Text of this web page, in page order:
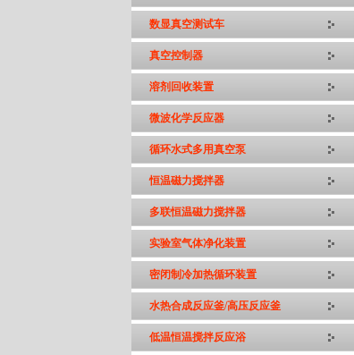
数显真空测试车
真空控制器
溶剂回收装置
微波化学反应器
循环水式多用真空泵
恒温磁力搅拌器
多联恒温磁力搅拌器
实验室气体净化装置
密闭制冷加热循环装置
水热合成反应釜/高压反应釜
低温恒温搅拌反应浴